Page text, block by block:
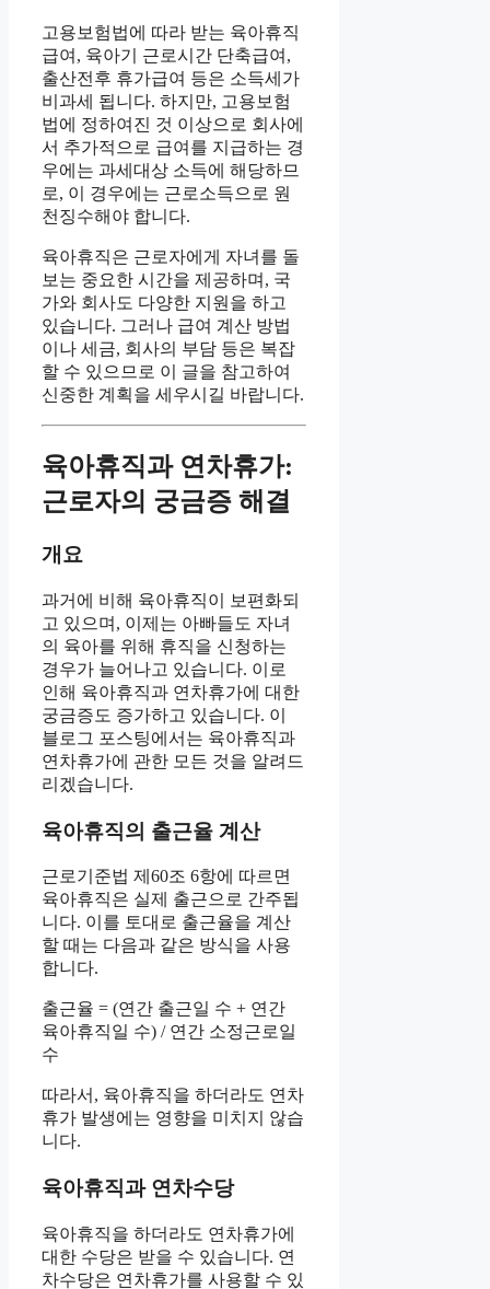
고용보험법에 따라 받는 육아휴직
급여, 육아기 근로시간 단축급여,
출산전후 휴가급여 등은 소득세가
비과세 됩니다. 하지만, 고용보험
법에 정하여진 것 이상으로 회사에
서 추가적으로 급여를 지급하는 경
우에는 과세대상 소득에 해당하므
로, 이 경우에는 근로소득으로 원
천징수해야 합니다.
육아휴직은 근로자에게 자녀를 돌
보는 중요한 시간을 제공하며, 국
가와 회사도 다양한 지원을 하고
있습니다. 그러나 급여 계산 방법
이나 세금, 회사의 부담 등은 복잡
할 수 있으므로 이 글을 참고하여
신중한 계획을 세우시길 바랍니다.
육아휴직과 연차휴가:
근로자의 궁금증 해결
개요
과거에 비해 육아휴직이 보편화되
고 있으며, 이제는 아빠들도 자녀
의 육아를 위해 휴직을 신청하는
경우가 늘어나고 있습니다. 이로
인해 육아휴직과 연차휴가에 대한
궁금증도 증가하고 있습니다. 이
블로그 포스팅에서는 육아휴직과
연차휴가에 관한 모든 것을 알려드
리겠습니다.
육아휴직의 출근율 계산
근로기준법 제60조 6항에 따르면
육아휴직은 실제 출근으로 간주됩
니다. 이를 토대로 출근율을 계산
할 때는 다음과 같은 방식을 사용
합니다.
출근율 = (연간 출근일 수 + 연간
육아휴직일 수) / 연간 소정근로일
수
따라서, 육아휴직을 하더라도 연차
휴가 발생에는 영향을 미치지 않습
니다.
육아휴직과 연차수당
육아휴직을 하더라도 연차휴가에
대한 수당은 받을 수 있습니다. 연
차수당은 연차휴가를 사용할 수 있